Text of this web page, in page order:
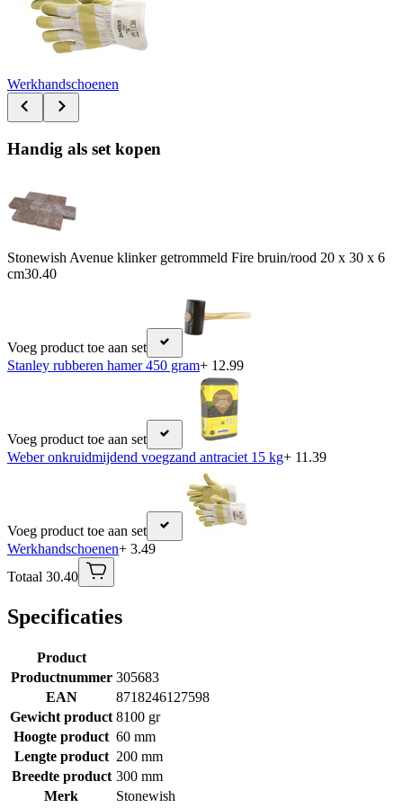
Werkhandschoenen
Handig als set kopen
Stonewish Avenue klinker getrommeld Fire bruin/rood 20 x 30 x 6
cm30.40
Voeg product toe aan set
Stanley rubberen hamer 450 gram+ 12.99
Voeg product toe aan set
Weber onkruidmijdend voegzand antraciet 15 kg+ 11.39
Voeg product toe aan set
Werkhandschoenen+ 3.49
Totaal 30.40
Specificaties
Product
Productnummer 305683
EAN
8718246127598
Gewicht product 8100 gr
Hoogte product 60 mm
Lengte product 200 mm
Breedte product 300 mm
Merk
Stonewish